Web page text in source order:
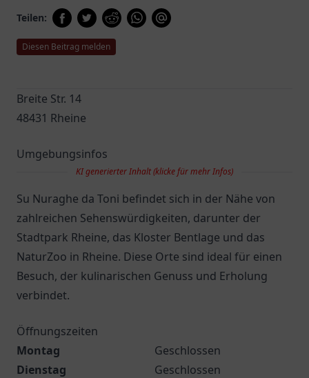
Teilen:
Diesen Beitrag melden
Breite Str. 14
48431 Rheine
Umgebungsinfos
KI generierter Inhalt (klicke für mehr Infos)
Su Nuraghe da Toni befindet sich in der Nähe von
zahlreichen Sehenswürdigkeiten, darunter der
Stadtpark Rheine, das Kloster Bentlage und das
NaturZoo in Rheine. Diese Orte sind ideal für einen
Besuch, der kulinarischen Genuss und Erholung
verbindet.
Öffnungszeiten
Montag
Geschlossen
Dienstag
Geschlossen